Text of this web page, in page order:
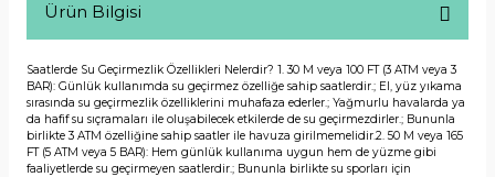
Ürün Bilgisi
Saatlerde Su Geçirmezlik Özellikleri Nelerdir? 1. 30 M veya 100 FT (3 ATM veya 3
BAR): Günlük kullanımda su geçirmez özelliğe sahip saatlerdir.; El, yüz yıkama
sırasında su geçirmezlik özelliklerini muhafaza ederler.; Yağmurlu havalarda ya
da hafif su sıçramaları ile oluşabilecek etkilerde de su geçirmezdirler.; Bununla
birlikte 3 ATM özelliğine sahip saatler ile havuza girilmemelidir.2. 50 M veya 165
FT (5 ATM veya 5 BAR): Hem günlük kullanıma uygun hem de yüzme gibi
faaliyetlerde su geçirmeyen saatlerdir.; Bununla birlikte su sporları için